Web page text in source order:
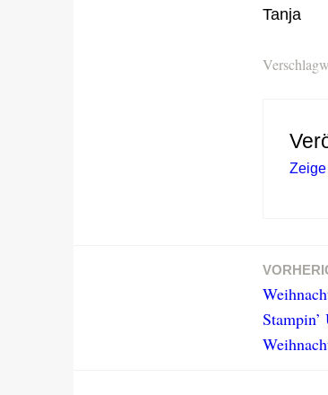
Tanja
Beitragsnavigation